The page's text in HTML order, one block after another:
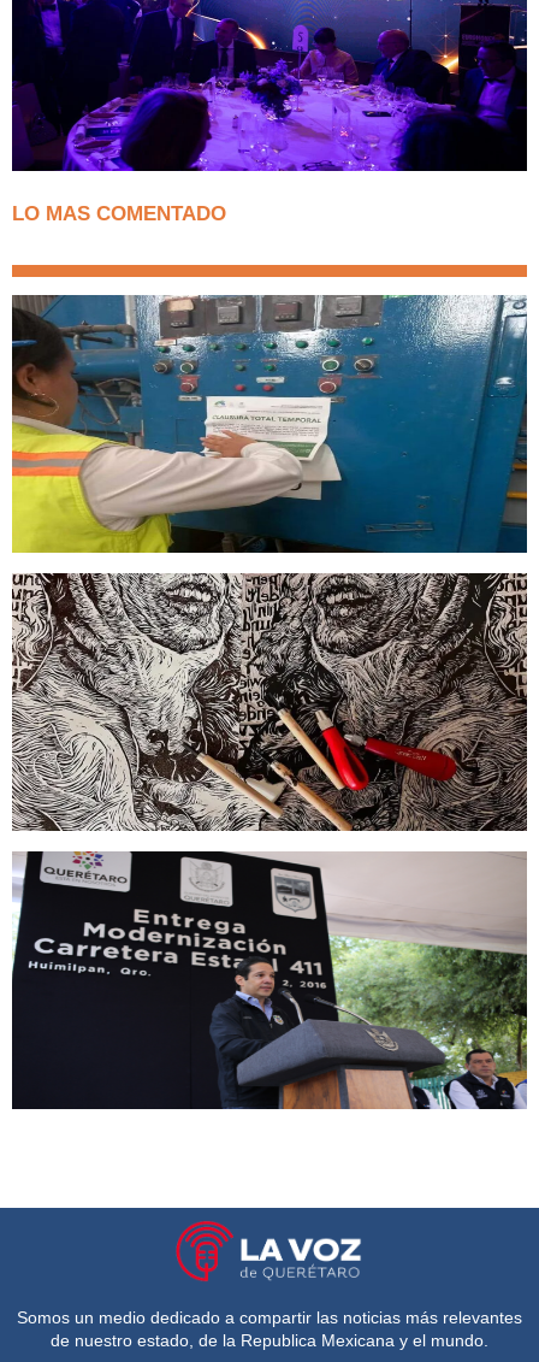
LO MAS COMENTADO
Somos un medio dedicado a compartir las noticias más relevantes
de nuestro estado, de la Republica Mexicana y el mundo.